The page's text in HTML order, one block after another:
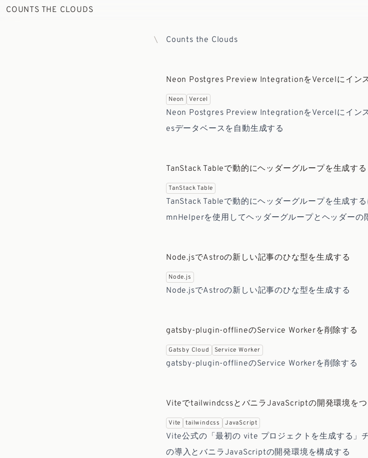
COUNTS THE CLOUDS
Counts the Clouds
Neon Postgres Preview IntegrationをVercelにイン
Neon Vercel
Neon Postgres Preview IntegrationをVercelにイン
esデータベースを自動生成する
TanStack Tableで動的にヘッダーグループを生成する
TanStack Table
TanStack Tableで動的にヘッダーグループを生成す
mnHelperを使用してヘッダーグループとヘッダーの
Node.jsでAstroの新しい記事のひな型を生成する
Node.js
Node.jsでAstroの新しい記事のひな型を生成する
gatsby-plugin-offlineのService Workerを削除する
Gatsby Cloud Service Worker
gatsby-plugin-offlineのService Workerを削除する
ViteでtailwindcssとバニラJavaScriptの開発環境をつ
Vite tailwindcss JavaScript
Vite公式の「最初の vite プロジェクトを生成する」
の導入とバニラJavaScriptの開発環境を構成する